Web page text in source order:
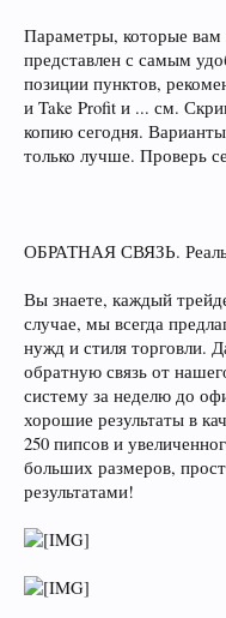
Параметры, которые
представлен с самым
позиции пунктов,
и Take Profit и ... см.
копию сегодня.
только лучше. Проверь
ОБРАТНАЯ СВЯЗЬ.
Вы знаете, каждый
случае, мы всегда
нужд и стиля торговли.
обратную связь от
систему за неделю до
хорошие результаты в
250 пипсов и
больших размеров,
результатами!